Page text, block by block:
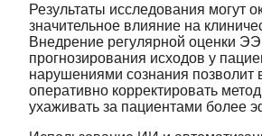
Результаты исследования могут
значительное влияние на
Внедрение регулярной оценки
прогнозирования исходов у
нарушениями сознания позволит
оперативно корректировать
ухаживать за пациентами более